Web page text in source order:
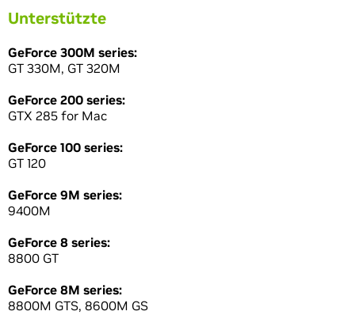
Unterstützte
GeForce 300M series:
GT 330M, GT 320M
GeForce 200 series:
GTX 285 for Mac
GeForce 100 series:
GT 120
GeForce 9M series:
9400M
GeForce 8 series:
8800 GT
GeForce 8M series:
8800M GTS, 8600M GS